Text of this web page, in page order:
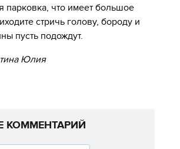
парковка, что имеет большое
стричь голову, бороду и
пусть подождут.
Юлия
КОММЕНТАРИЙ